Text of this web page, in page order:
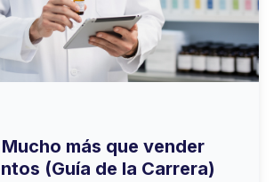
más que vender
(Guía de la Carrera)